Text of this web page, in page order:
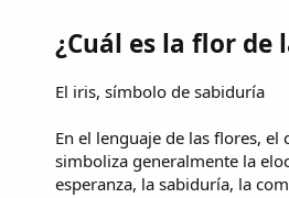
¿Cuál es la flor de
El iris, símbolo de sabiduría
En el lenguaje de las flores, el
simboliza generalmente la
esperanza, la sabiduría, la